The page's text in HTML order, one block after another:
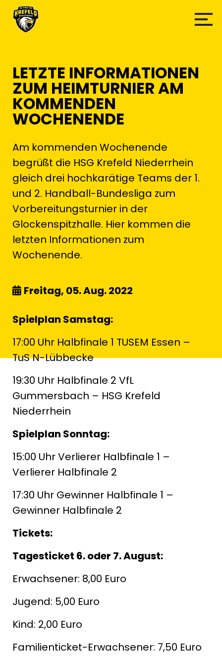
LETZTE INFORMATIONEN
ZUM HEIMTURNIER AM
KOMMENDEN
WOCHENENDE
Am kommenden Wochenende
begrüßt die HSG Krefeld Niederrhein
gleich drei hochkarätige Teams der 1.
und 2. Handball-Bundesliga zum
Vorbereitungsturnier in der
Glockenspitzhalle. Hier kommen die
letzten Informationen zum
Wochenende.
Freitag, 05. Aug. 2022
Spielplan Samstag:
17:00 Uhr Halbfinale 1 TUSEM Essen –
TuS N-Lübbecke
19:30 Uhr Halbfinale 2 VfL
Gummersbach – HSG Krefeld
Niederrhein
Spielplan Sonntag:
15:00 Uhr Verlierer Halbfinale 1 –
Verlierer Halbfinale 2
17:30 Uhr Gewinner Halbfinale 1 –
Gewinner Halbfinale 2
Tickets:
Tagesticket 6. oder 7. August:
Erwachsener: 8,00 Euro
Jugend: 5,00 Euro
Kind: 2,00 Euro
Familienticket-Erwachsener: 7,50 Euro